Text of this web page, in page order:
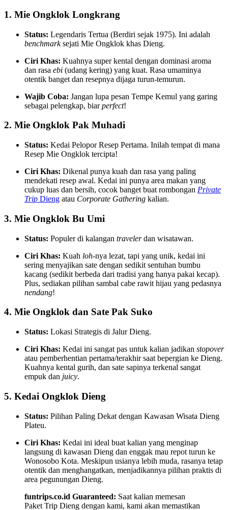
1. Mie Ongklok Longkrang
Status: Legendaris Tertua (Berdiri sejak 1975). Ini adalah
benchmarksejati Mie Ongklok khas Dieng.
Ciri Khas: Kuahnya super kental dengan dominasi aroma
dan rasa ebi (udang kering) yang kuat. Rasa umaminya
otentik banget dan resepnya dijaga turun-temurun.
Wajib Coba: Jangan lupa pesan Tempe Kemul yang garing
sebagai pelengkap, biarperfect!
2. Mie Ongklok Pak Muhadi
Status: Kedai Pelopor Resep Pertama. Inilah tempat di mana
Resep Mie Ongklok tercipta!
Ciri Khas: Dikenal punya kuah dan rasa yang paling
mendekati resep awal. Kedai ini punya area makan yang
cukup luas dan bersih, cocok banget buat rombongan Private
Trip Dieng atau Corporate Gathering kalian.
3. Mie Ongklok Bu Umi
Status: Populer di kalangan travelerdan wisatawan.
Ciri Khas: Kuah loh-nya lezat, tapi yang unik, kedai ini
sering menyajikan sate dengan sedikit sentuhan bumbu
kacang (sedikit berbeda dari tradisi yang hanya pakai kecap).
Plus, sediakan pilihan sambal cabe rawit hijau yang pedasnya
nendang!
4. Mie Ongklok dan Sate Pak Suko
Status: Lokasi Strategis di Jalur Dieng.
Ciri Khas: Kedai ini sangat pas untuk kalian jadikan stopover
atau pemberhentian pertama/terakhir saat bepergian ke Dieng.
Kuahnya kental gurih, dan sate sapinya terkenal sangat
empuk dan juicy.
5. Kedai Ongklok Dieng
Status: Pilihan Paling Dekat dengan Kawasan Wisata Dieng
Plateu.
Ciri Khas: Kedai ini ideal buat kalian yang menginap
langsung di kawasan Dieng dan enggak mau repot turun ke
Wonosobo Kota. Meskipun usianya lebih muda, rasanya tetap
otentik dan menghangatkan, menjadikannya pilihan praktis di
area pegunungan Dieng.
funtrips.co.id Guaranteed: Saat kalian memesan
Paket Trip Dieng dengan kami, kami akan memastikan